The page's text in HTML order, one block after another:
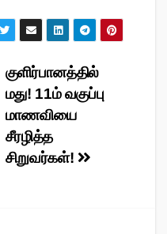
குளிர்பானத்தில்
மது! 11ம் வகுப்பு
மாணவியை
சீரழித்த
சிறுவர்கள்!